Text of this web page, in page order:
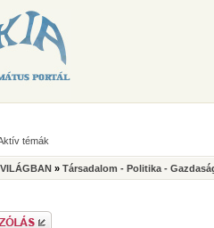
témák
» Társadalom - Politika -